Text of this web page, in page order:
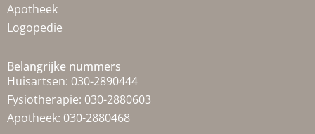
Apotheek
Logopedie
Belangrijke nummers
Huisartsen: 030-2890444
Fysiotherapie: 030-2880603
Apotheek: 030-2880468